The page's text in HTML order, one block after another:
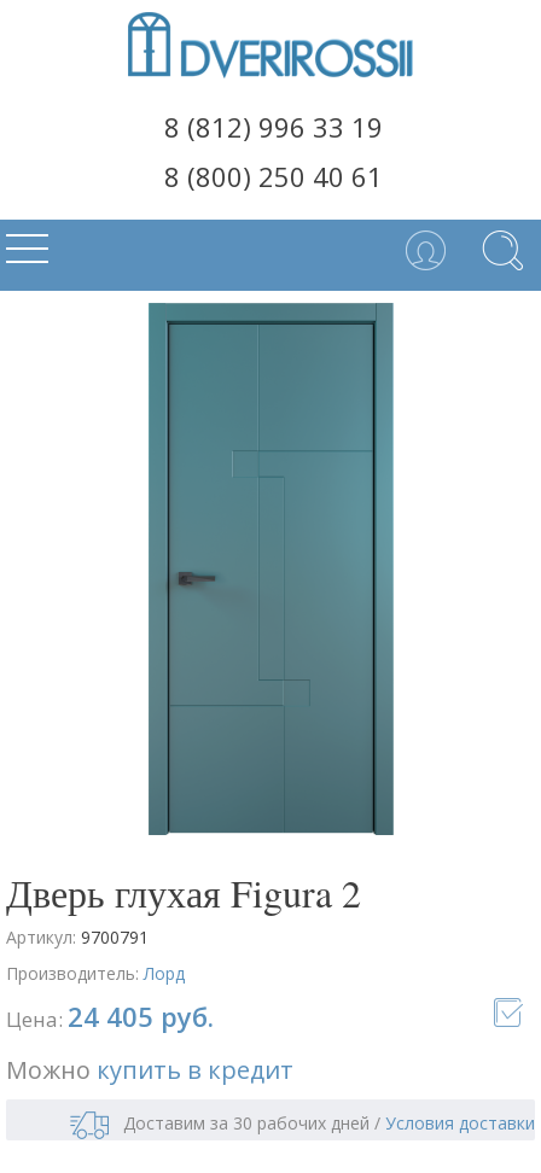
8 (812) 996 33 19
8 (800) 250 40 61
Дверь глухая Figura 2
Артикул: 9700791
Производитель:Лорд
Цена: 24 405 руб.
Можно купить в кредит
Доставим за 30 рабочих дней / Условия доставки